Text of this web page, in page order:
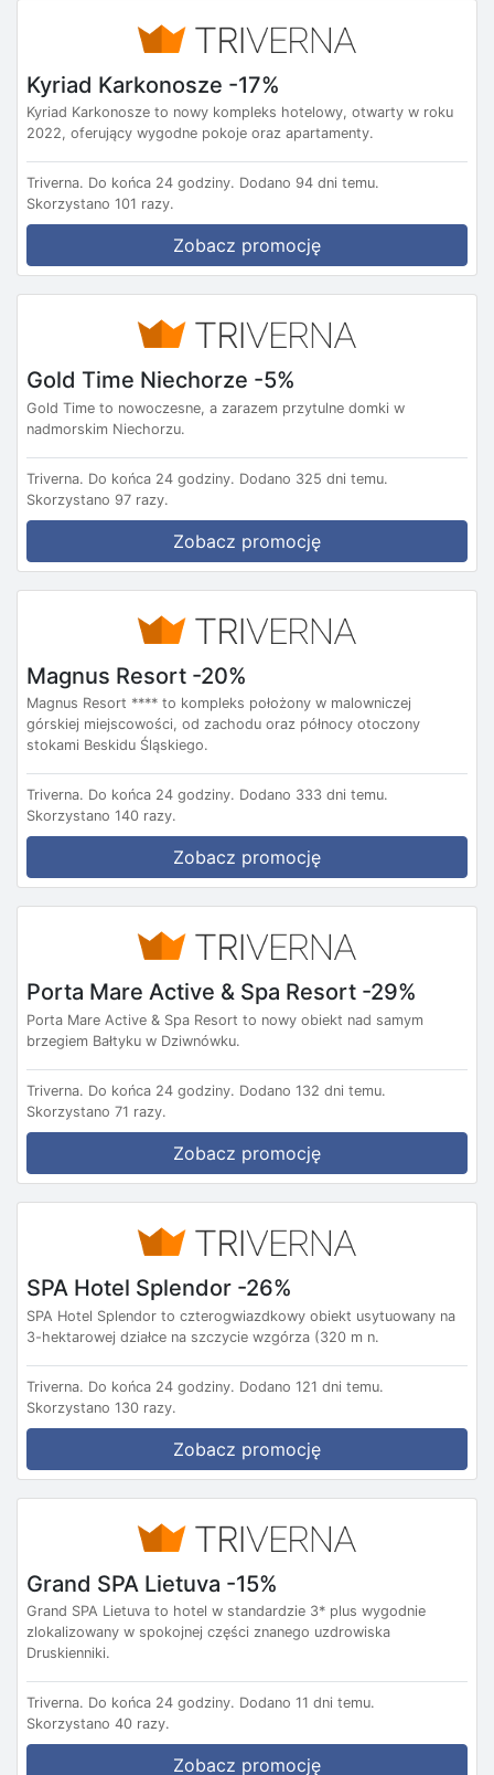
Kyriad Karkonosze -17%
Kyriad Karkonosze to nowy kompleks hotelowy, otwarty w roku
2022, oferujący wygodne pokoje oraz apartamenty.
Triverna. Do końca 24 godziny. Dodano 94 dni temu.
Skorzystano 101 razy.
Zobacz promocję
Gold Time Niechorze -5%
Gold Time to nowoczesne, a zarazem przytulne domki w
nadmorskim Niechorzu.
Triverna. Do końca 24 godziny. Dodano 325 dni temu.
Skorzystano 97 razy.
Zobacz promocję
Magnus Resort -20%
Magnus Resort **** to kompleks położony w malowniczej
górskiej miejscowości, od zachodu oraz północy otoczony
stokami Beskidu Śląskiego.
Triverna. Do końca 24 godziny. Dodano 333 dni temu.
Skorzystano 140 razy.
Zobacz promocję
Porta Mare Active & Spa Resort -29%
Porta Mare Active & Spa Resort to nowy obiekt nad samym
brzegiem Bałtyku w Dziwnówku.
Triverna. Do końca 24 godziny. Dodano 132 dni temu.
Skorzystano 71 razy.
Zobacz promocję
SPA Hotel Splendor -26%
SPA Hotel Splendor to czterogwiazdkowy obiekt usytuowany na
3-hektarowej działce na szczycie wzgórza (320 m n.
Triverna. Do końca 24 godziny. Dodano 121 dni temu.
Skorzystano 130 razy.
Zobacz promocję
Grand SPA Lietuva -15%
Grand SPA Lietuva to hotel w standardzie 3* plus wygodnie
zlokalizowany w spokojnej części znanego uzdrowiska
Druskienniki.
Triverna. Do końca 24 godziny. Dodano 11 dni temu.
Skorzystano 40 razy.
Zobacz promocję